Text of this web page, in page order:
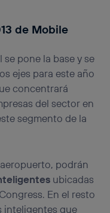
de Mobile
pone la base y se
ejes para este año
concentrará
del sector en
segmento de la
podrán
ubicadas
En el resto
inteligentes que